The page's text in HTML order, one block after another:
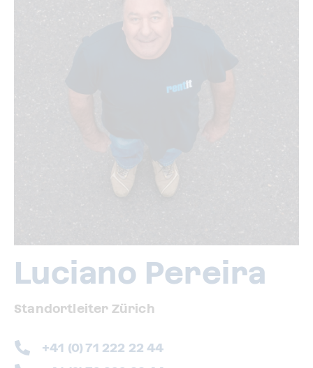
Luciano Pereira
Standortleiter Zürich
+41 (0) 71 222 22 44